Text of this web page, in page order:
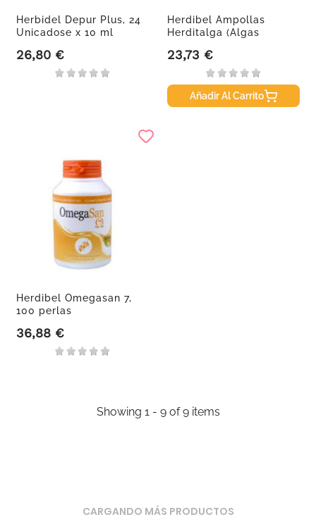
Herbidel Depur Plus, 24
Unicadose x 10 ml
Precio
26,80 €
Herdibel Ampollas
Herditalga (Algas
Precio
23,73 €
Añadir Al Carrito
Herdibel Omegasan 7,
100 perlas
Precio
36,88 €
Showing 1 - 9 of 9 items
CARGANDO MÁS PRODUCTOS